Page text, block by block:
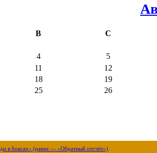
В С
4
5
11
12
18
19
25
26
в боксах» (ранее — «Обратный отсчёт»)